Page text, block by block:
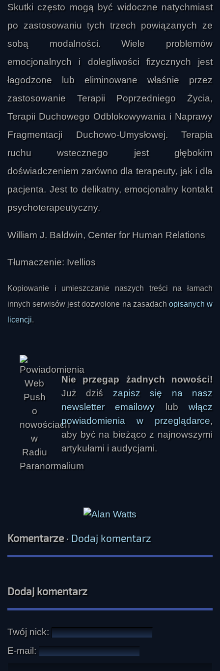
Skutki często mogą być widoczne natychmiast
po zastosowaniu tych trzech powiązanych ze
sobą modalności. Wiele problemów
emocjonalnych i dolegliwości fizycznych jest
łagodzone lub eliminowane właśnie przez
zastosowanie Terapii Poprzedniego Życia,
Terapii Duchowego Odblokowywania i Naprawy
Fragmentacji Duchowo-Umysłowej. Terapia
ruchu wstecznego jest głębokim
doświadczeniem zarówno dla terapeuty, jak i dla
pacjenta. Jest to delikatny, emocjonalny kontakt
psychoterapeutyczny.
William J. Baldwin, Center for Human Relations
Tłumaczenie: Ivellios
Kopiowanie i umieszczanie naszych treści na łamach
innych serwisów jest dozwolone na zasadach opisanych w
licencji.
Nie przegap żadnych nowości!
Już dziś zapisz się na nasz
newsletter emailowy lubwłącz
powiadomienia w przeglądarce,
aby być na bieżąco z najnowszymi
artykułami i audycjami.
Komentarze· Dodaj komentarz
Dodaj komentarz
Twój nick:
E-mail: